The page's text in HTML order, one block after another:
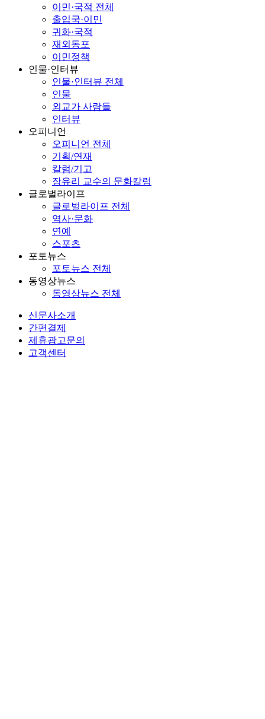
이민·국적 전체
출입국·이민
귀화·국적
재외동포
이민정책
인물·인터뷰
인물·인터뷰 전체
인물
외교가 사람들
인터뷰
오피니언
오피니언 전체
기획/연재
칼럼/기고
장유리 교수의 문화칼럼
글로벌라이프
글로벌라이프 전체
역사·문화
연예
스포츠
포토뉴스
포토뉴스 전체
동영상뉴스
동영상뉴스 전체
신문사소개
간편결제
제휴광고문의
고객센터